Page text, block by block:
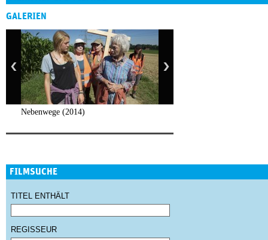
GALERIEN
Nebenwege (2014)
FILMSUCHE
TITEL ENTHÄLT
REGISSEUR